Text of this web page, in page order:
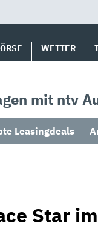
WETTER
mit ntv
Leasingdeals
Star